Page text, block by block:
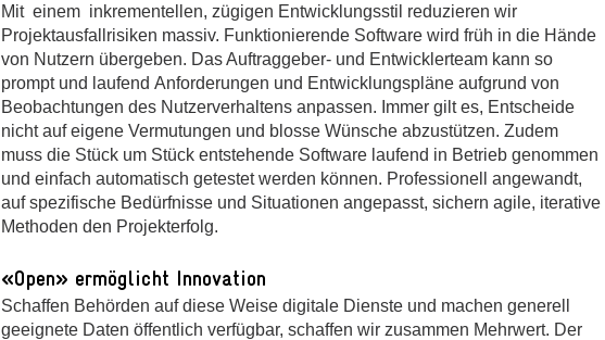
Mit einem inkrementellen, zügigen Entwicklungsstil reduzieren wir
Projektausfallrisiken massiv. Funktionierende Software wird früh in die Hände
von Nutzern übergeben. Das Auftraggeber- und Entwicklerteam kann so
prompt und laufend Anforderungen und Entwicklungspläne aufgrund von
Beobachtungen des Nutzerverhaltens anpassen. Immer gilt es, Entscheide
nicht auf eigene Vermutungen und blosse Wünsche abzustützen. Zudem
muss die Stück um Stück entstehende Software laufend in Betrieb genommen
und einfach automatisch getestet werden können. Professionell angewandt,
auf spezifische Bedürfnisse und Situationen angepasst, sichern agile, iterative
Methoden den Projekterfolg.
«Open» ermöglicht Innovation
Schaffen Behörden auf diese Weise digitale Dienste und machen generell
geeignete Daten öffentlich verfügbar, schaffen wir zusammen Mehrwert. Der